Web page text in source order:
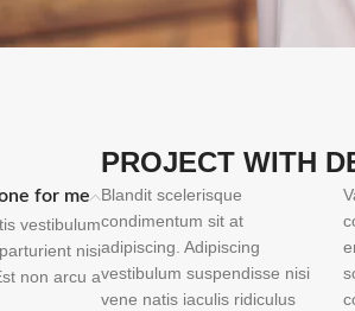
PROJECT WITH
Blandit scelerisque
condimentum sit at
adipiscing. Adipiscing
vestibulum suspendisse nisi
vene natis iaculis ridiculus
for me?
vestibulum
nisi
non arcu a.